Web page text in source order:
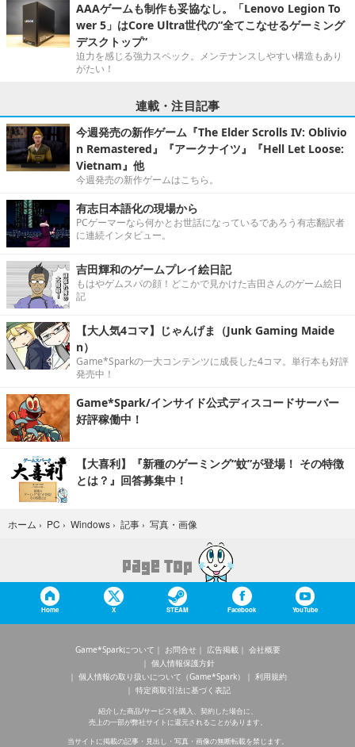
AAAゲームも制作も妥協なし。「Lenovo Legion To
wer 5」はCore Ultra世代の“全てこなせるゲーミング
デスクトップ”
迫力を感じる強力スペック。メンテナンスしやすい構造もあり
がたい！
連載・注目記事
今週発売の新作ゲーム『The Elder Scrolls IV: Oblivio
n Remastered』『アークナイツ』『Hell Let Loose:
Vietnam』他
今週発売の新作ゲームはこちら。
有志日本語化の現場から
PCゲーマーなら何かとお世話になっているであろう有志翻訳者
に連続インタビュー。
吉田輝和のゲームプレイ絵日記
もはやゲムスパの顔！どこかで見かけた吉田さんのゲーム絵日
記
【大人気4コマ】じゃんげま（Junk Gaming Maide
n）
Game*Sparkの一大コンテンツに成長した4コマ。単行本も好評
発売中！
Game*Spark/インサイド公式ディスコードサーバー
好評稼働中！
【大喜利】『新種のゲーミング“蚊”が登場！ その特徴
とは？』回答募集中！
ホーム › PC › Windows › 記事 › 写真・画像
Home X STEAM Facebook YouTube
Game*Sparkについて お問合せ 広告掲載
会社概要
個人情報保護方針
個人情報の取り扱いについて（Game*Spark）
利用規約
特定商取引法に基づく表記
紹介した商品/サービスを購入、契約した場合に、
売上の一部が弊社サイトに還元されることがあります。
当サイトに掲載の記事・見出し・写真・画像の無断転載を禁じます。